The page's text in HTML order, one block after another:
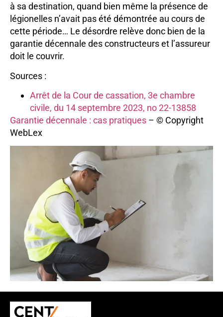
à sa destination, quand bien même la présence de
légionelles n’avait pas été démontrée au cours de
cette période… Le désordre relève donc bien de la
garantie décennale des constructeurs et l’assureur
doit le couvrir.
Sources :
Arrêt de la Cour de cassation, 3e chambre
civile, du 14 septembre 2023, no 22-13858
Garantie décennale : cas pratiques – © Copyright
WebLex